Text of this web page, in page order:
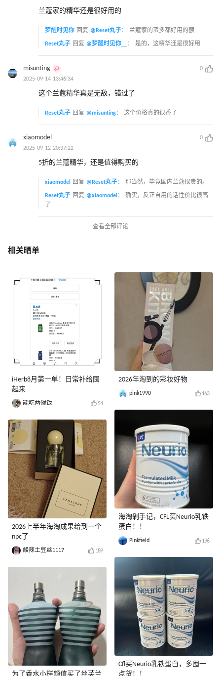
兰蔻家的精华还是很好用的
梦醒时见你 回复 @Reset丸子： 兰蔻家的蛮多都好用的额
Reset丸子 回复 @梦醒时见你__ ： 是的，这精华还是很好用
misunting
0
2025-09-14 13:46:34
这个兰蔻精华真是无敌，错过了
Reset丸子 回复 @misunting： 这个价格真的很香了
xiaomodel
0
2025-09-12 20:37:22
5折的兰蔻精华，还是值得购买的
xiaomodel 回复 @Reset丸子： 那当然，毕竟国内兰蔻很贵的。
Reset丸子 回复 @xiaomodel ： 确实，反正自用的话性价比很高
了
查看全部评论
相关晒单
iHerb8月第一单！日常补给囤
起来
能吃两碗饭 54
2026上半年海淘成果给到一个
npc了
酸辣土豆丝1117 189
为了香水小样颜值买了丝芙兰
2026年淘到的彩妆好物
pink1990 163
海淘剁手记，CFL买Neurio乳铁
蛋白！！
Pinkfield 196
Cfl买Neurio乳铁蛋白，多囤一
点货！！